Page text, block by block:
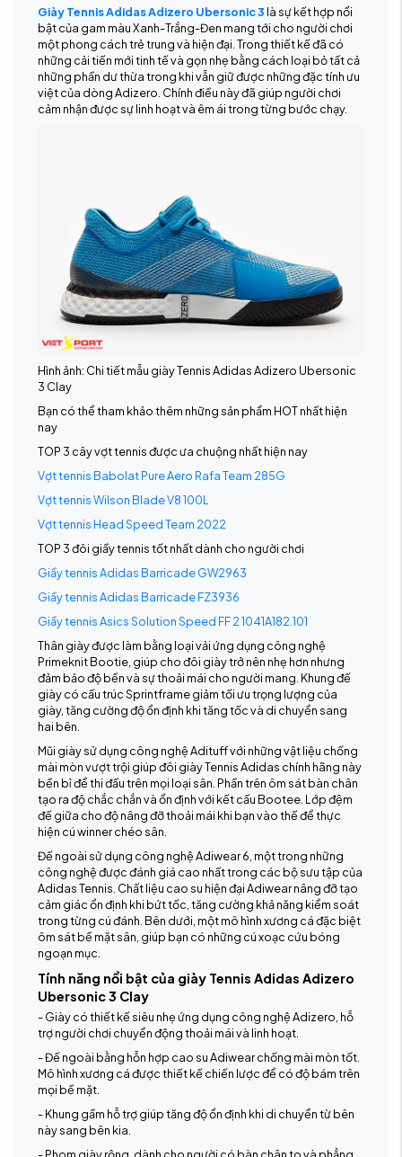
Giày Tennis Adidas Adizero Ubersonic 3 là sự kết hợp nổi
bật của gam màu Xanh-Trắng-Đen mang tới cho người chơi
một phong cách trẻ trung và hiện đại. Trong thiết kế đã có
những cải tiến mới tinh tế và gọn nhẹ bằng cách loại bỏ tất cả
những phần dư thừa trong khi vẫn giữ được những đặc tính ưu
việt của dòng Adizero. Chính điều này đã giúp người chơi
cảm nhận được sự linh hoạt và êm ái trong từng bước chạy.
Hình ảnh: Chi tiết mẫu giày Tennis Adidas Adizero Ubersonic
3 Clay
Bạn có thể tham khảo thêm những sản phẩm HOT nhất hiện
nay
TOP 3 cây vợt tennis được ưa chuộng nhất hiện nay
Vợt tennis Babolat Pure Aero Rafa Team 285G
Vợt tennis Wilson Blade V8 100L
Vợt tennis Head Speed Team 2022
TOP 3 đôi giầy tennis tốt nhất dành cho người chơi
Giầy tennis Adidas Barricade GW2963
Giầy tennis Adidas Barricade FZ3936
Giầy tennis Asics Solution Speed FF 2 1041A182.101
Thân giày được làm bằng loại vải ứng dụng công nghệ
Primeknit Bootie, giúp cho đôi giày trở nên nhẹ hơn nhưng
đảm bảo độ bền và sự thoải mái cho người mang. Khung đế
giày có cấu trúc Sprintframe giảm tối ưu trọng lượng của
giày, tăng cường độ ổn định khi tăng tốc và di chuyển sang
hai bên.
Mũi giày sử dụng công nghệ Adituff với những vật liệu chống
mài mòn vượt trội giúp đôi giày Tennis Adidas chính hãng này
bền bỉ để thi đấu trên mọi loại sân. Phần trên ôm sát bàn chân
tạo ra độ chắc chắn và ổn định với kết cấu Bootee. Lớp đệm
đế giữa cho độ nâng đỡ thoải mái khi bạn vào thế để thực
hiện cú winner chéo sân.
Đế ngoài sử dụng công nghệ Adiwear 6, một trong những
công nghệ được đánh giá cao nhất trong các bộ sưu tập của
Adidas Tennis. Chất liệu cao su hiện đại Adiwear nâng đỡ tạo
cảm giác ổn định khi bứt tốc, tăng cường khả năng kiểm soát
trong từng cú đánh. Bên dưới, một mô hình xương cá đặc biệt
ôm sát bề mặt sân, giúp bạn có những cú xoạc cứu bóng
ngoạn mục.
Tính năng nổi bật của giày Tennis Adidas Adizero
Ubersonic 3 Clay
- Giày có thiết kế siêu nhẹ ứng dụng công nghệ Adizero, hỗ
trợ người chơi chuyển động thoải mái và linh hoạt.
- Đế ngoài bằng hỗn hợp cao su Adiwear chống mài mòn tốt.
Mô hình xương cá được thiết kế chiến lược để có độ bám trên
mọi bề mặt.
- Khung gầm hỗ trợ giúp tăng độ ổn định khi di chuyển từ bên
này sang bên kia.